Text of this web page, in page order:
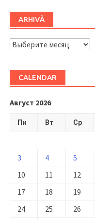
ARHIVĂ
ARHIVĂ
CALENDAR
Август 2026
Пн Вт Ср
3
4 5
10
11 12
17
18 19
24
25 26